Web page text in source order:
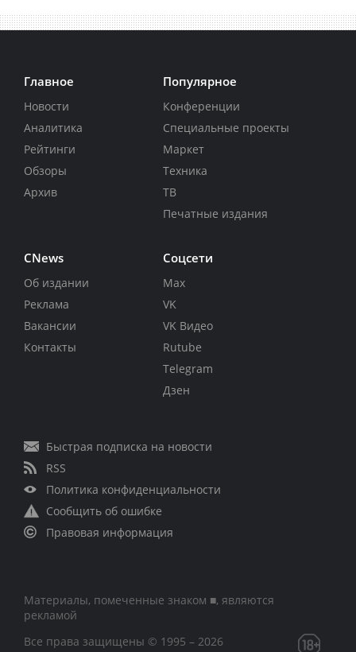
Главное
Новости
Аналитика
Рейтинги
Обзоры
Архив
Популярное
Конференции
Специальные проекты
Маркет
Техника
ТВ
Печатные издания
CNews
Об издании
Реклама
Вакансии
Контакты
Соцсети
Max
VK
VK Видео
Rutube
Telegram
Дзен
Быстрая подписка на новости
RSS
Политика конфиденциальности
Сообщить об ошибке
Правовая информация
Материалы, помеченные знаком ■, являются
рекламой
Все права защищены © 1995 – 2026